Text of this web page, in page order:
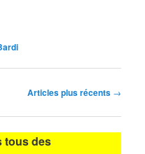
Articles plus récents →
tous des